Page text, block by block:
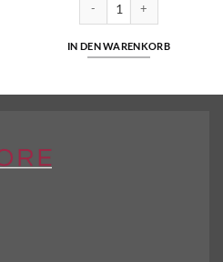
IN DEN WARENKORB